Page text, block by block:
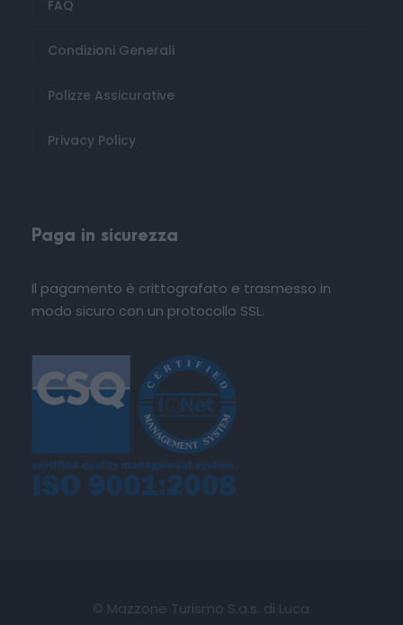
FAQ
Condizioni Generali
Polizze Assicurative
Privacy Policy
Paga in sicurezza
Il pagamento è crittografato e trasmesso in
modo sicuro con un protocollo SSL.
© Mazzone Turismo S.a.s. di Luca